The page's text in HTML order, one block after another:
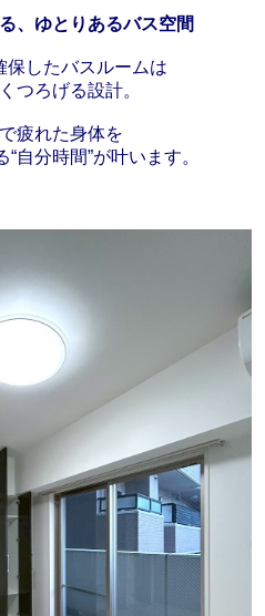
、ゆとりあるバス空間
保したバスルームは
つろげる設計。
疲れた身体を
自分時間”が叶います。